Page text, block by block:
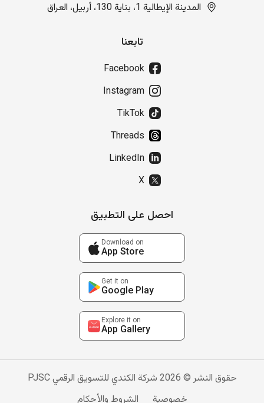
المدينة الإيطالية 1، بناية 130، أربيل، العراق
تابعنا
Facebook
Instagram
TikTok
Threads
LinkedIn
X
احصل على التطبيق
Download on
App Store
Get it on
Google Play
Explore it on
App Gallery
حقوق النشر © 2026 شركة الكندي للتسويق الرقمي PJSC
خصوصية
الشروط والأحكام